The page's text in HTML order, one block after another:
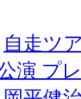
自走ツ
演 プ